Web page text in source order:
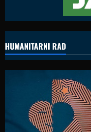
HUMANITARNI RAD